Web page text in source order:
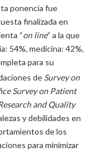
ponencia fue
finalizada en
“on line” a la que
54%, medicina: 42%,
para su
de Survey on
Survey on Patient
and Quality
y debilidades en
de los
para minimizar